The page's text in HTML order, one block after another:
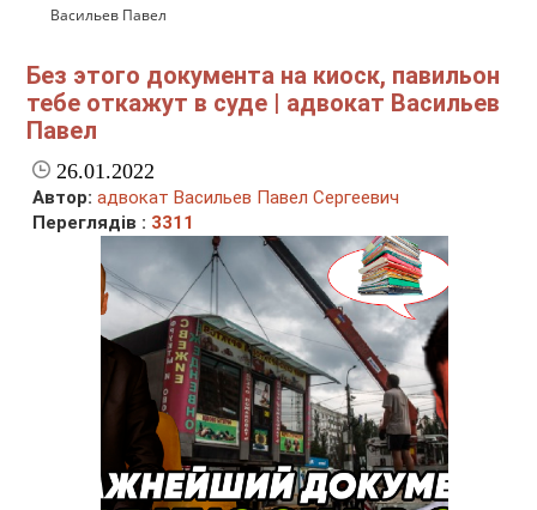
Васильев Павел
Без этого документа на киоск, павильон
тебе откажут в суде | адвокат Васильев
Павел
26.01.2022
Автор: адвокат Васильев Павел Сергеевич
Переглядів : 3311